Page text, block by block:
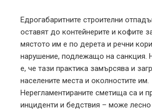
Едрогабаритните строителни
оставят до контейнерите и кофите
мястото им е по дерета и речни
нарушение, подлежащо на санкция.
е, че тази практика замърсява и
населените места и околностите им.
Нерегламентираните сметища са и
инциденти и бедствия – може лесно